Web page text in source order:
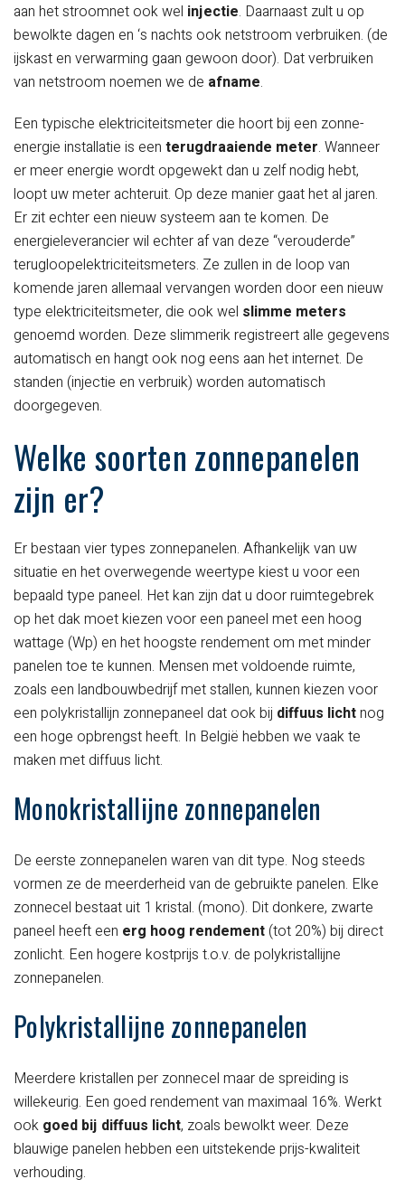
aan het stroomnet ook wel injectie. Daarnaast zult u op
bewolkte dagen en ‘s nachts ook netstroom verbruiken. (de
ijskast en verwarming gaan gewoon door). Dat verbruiken
van netstroom noemen we de afname.
Een typische elektriciteitsmeter die hoort bij een zonne-
energie installatie is een terugdraaiende meter. Wanneer
er meer energie wordt opgewekt dan u zelf nodig hebt,
loopt uw meter achteruit. Op deze manier gaat het al jaren.
Er zit echter een nieuw systeem aan te komen. De
energieleverancier wil echter af van deze “verouderde”
terugloopelektriciteitsmeters. Ze zullen in de loop van
komende jaren allemaal vervangen worden door een nieuw
type elektriciteitsmeter, die ook wel slimme meters
genoemd worden. Deze slimmerik registreert alle gegevens
automatisch en hangt ook nog eens aan het internet. De
standen (injectie en verbruik) worden automatisch
doorgegeven.
Welke soorten zonnepanelen
zijn er?
Er bestaan vier types zonnepanelen. Afhankelijk van uw
situatie en het overwegende weertype kiest u voor een
bepaald type paneel. Het kan zijn dat u door ruimtegebrek
op het dak moet kiezen voor een paneel met een hoog
wattage (Wp) en het hoogste rendement om met minder
panelen toe te kunnen. Mensen met voldoende ruimte,
zoals een landbouwbedrijf met stallen, kunnen kiezen voor
een polykristallijn zonnepaneel dat ook bij diffuus lichtnog
een hoge opbrengst heeft. In België hebben we vaak te
maken met diffuus licht.
Monokristallijne zonnepanelen
De eerste zonnepanelen waren van dit type. Nog steeds
vormen ze de meerderheid van de gebruikte panelen. Elke
zonnecel bestaat uit 1 kristal. (mono). Dit donkere, zwarte
paneel heeft een erg hoog rendement(tot 20%) bij direct
zonlicht. Een hogere kostprijs t.o.v. de polykristallijne
zonnepanelen.
Polykristallijne zonnepanelen
Meerdere kristallen per zonnecel maar de spreiding is
willekeurig. Een goed rendement van maximaal 16%. Werkt
ook goed bij diffuus licht, zoals bewolkt weer. Deze
blauwige panelen hebben een uitstekende prijs-kwaliteit
verhouding.